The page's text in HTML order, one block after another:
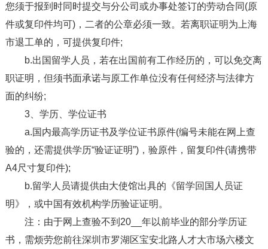
您须于报到时同时提交与分公司或办事处签订的劳动合同(原
件或复印件均可)，二者的公章必须一致。若离职证明为上海
市退工单的，可提供复印件;
b.出国留学人员，若在出国前有工作经历的，可以免交离
职证明，但须书面承诺与原工作单位没有任何经济与法律方
面的纠纷;
3、学历、学位证书
a.国内最高学历证书及学位证书原件(编号未能在网上查
验的，还需提供学历“验证证明”)，验原件，留复印件(请携带
A4尺寸复印件);
b.留学人员请提供由大使馆出具的《留学回国人员证
明》，或中国有效机构学历验证证明。
注：由于网上查验不到20__年以前毕业的部分学历证
书，需烦劳您前往深圳市罗湖区宝安北路人才大市场六楼文